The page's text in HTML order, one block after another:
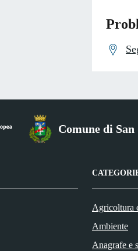
Comune di
Agricoltura
Ambiente
Anagrafe e